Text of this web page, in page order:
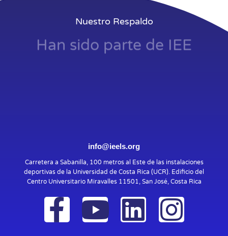
Nuestro Respaldo
Han sido parte de IEE
info@ieels.org
Carretera a Sabanilla, 100 metros al Este de las instalaciones
deportivas de la Universidad de Costa Rica (UCR). Edificio del
Centro Universitario Miravalles 11501, San José, Costa Rica